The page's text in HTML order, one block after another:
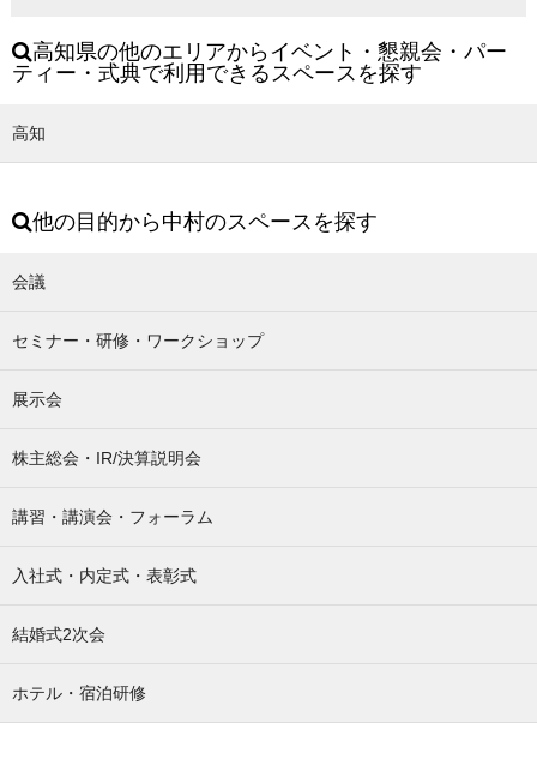
高知県の他のエリアからイベント・懇親会・パー
ティー・式典で利用できるスペースを探す
高知
他の目的から中村のスペースを探す
会議
セミナー・研修・ワークショップ
展示会
株主総会・IR/決算説明会
講習・講演会・フォーラム
入社式・内定式・表彰式
結婚式2次会
ホテル・宿泊研修